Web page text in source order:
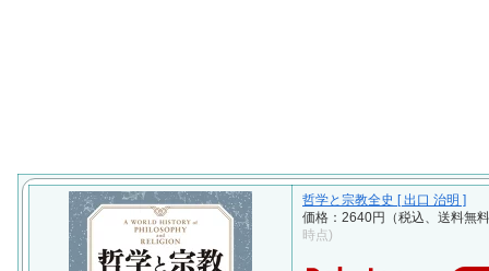
哲学と宗教全史 [ 出口 治明 ]
価格：2640円（税込、送料無
時点)